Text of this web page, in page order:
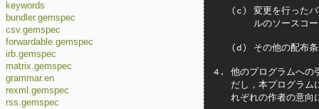
keywords
bundler.gemspec
csv.gemspec
forwardable.gemspec
irb.gemspec
matrix.gemspec
grammar.en
rexml.gemspec
rss.gemspec
(c) 変更を行ったバ
ルのソースコー
(d) その他の配布条
4. 他のプログラムへの
だし，本プログラム
れぞれの作者の意向